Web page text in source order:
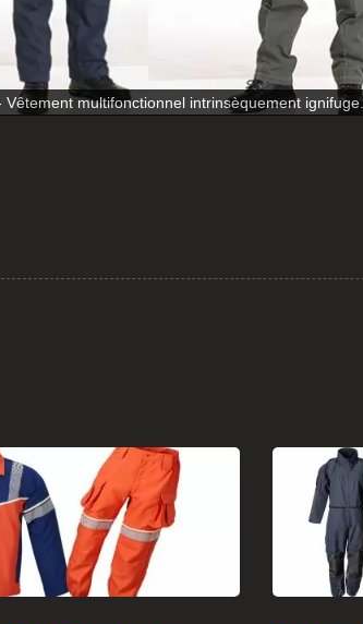
multifonctionnel intrinsèquement ignifuge.